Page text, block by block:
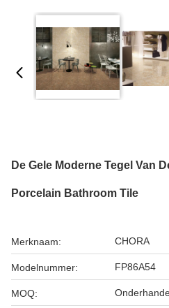
De Gele Moderne Tegel Van
Porcelain Bathroom Tile
Merknaam: CHORA
Modelnummer: FP86A54
MOQ: